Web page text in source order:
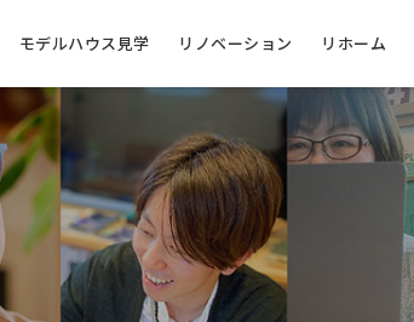
モデルハウス見学 リノベーション リホーム